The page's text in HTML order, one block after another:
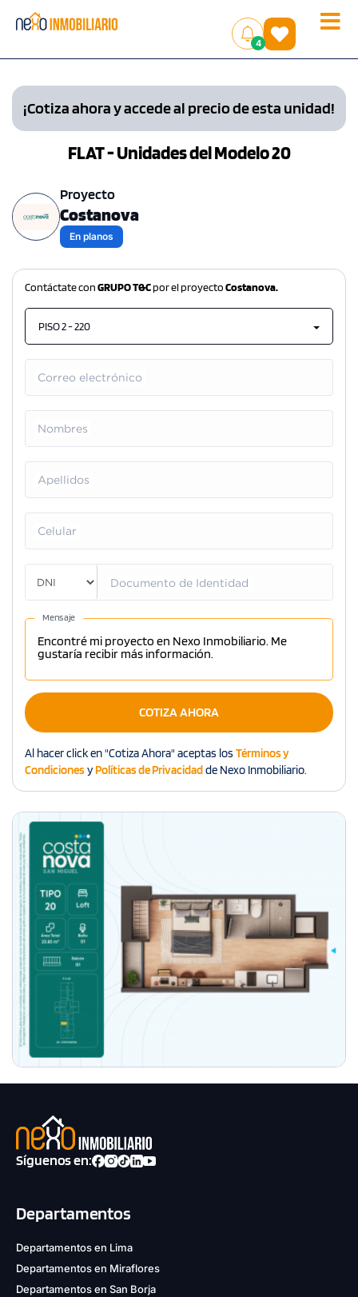
Toggle
4
()
¡Cotiza ahora y accede al precio de esta unidad!
FLAT - Unidades del Modelo 20
Proyecto
Costanova
En planos
Contáctate conGRUPO T&Cpor el proyectoCostanova.
PISO 2 - 220
Correo electrónico
Nombres
Apellidos
Celular
Documento de Identidad
Mensaje
COTIZA AHORA
Al hacer click en "Cotiza Ahora" aceptas los Términos y
CondicionesyPolíticas de Privacidadde Nexo Inmobiliario.
Síguenos en:
Departamentos
Departamentos en Lima
Departamentos en Miraflores
Departamentos en San Borja